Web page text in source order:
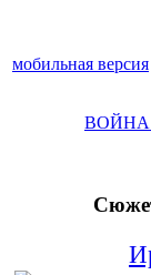
мобильная версия
ВОЙНА